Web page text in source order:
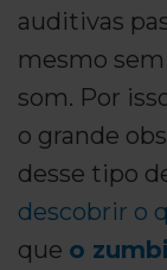
auditivas
mesmo
som. Por
o grande
desse tipo
descobrir o
que o